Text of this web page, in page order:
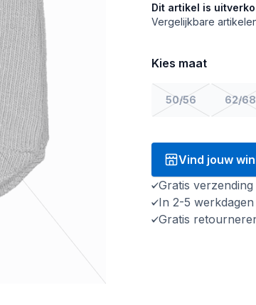
Dit artikel is
Vergelijkbare
Kies maat
50/56 62/68
Vind jouw
Gratis
In 2-5
Gratis